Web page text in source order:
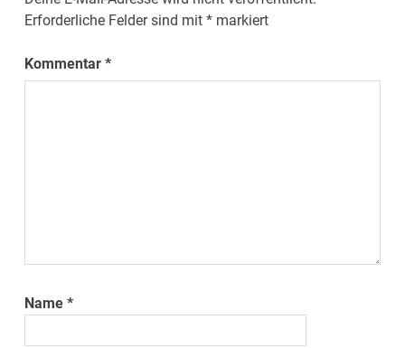
Erforderliche Felder sind mit* markiert
Kommentar*
Name*